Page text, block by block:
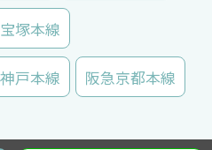
塚本線
戸本線 阪急京都本線